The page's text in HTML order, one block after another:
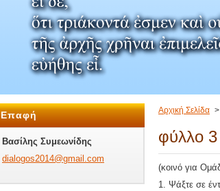
Αρχική Σελίδα >
φύλλο 3
(κοινό για
1. Ψάξτε σε
Επαφή
Βασίλης Συμεωνίδης
dialogos2014@gmail.com